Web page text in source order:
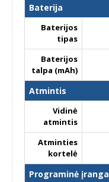
Baterija
Baterijos
tipas
Baterijos
talpa (mAh)
Atmintis
Vidinė
atmintis
Atminties
kortelė
Programinė įranga